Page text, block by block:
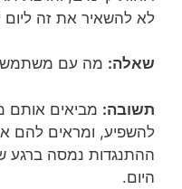
לא להשאיר את זה ליום
שאלה: מה עם
תשובה: מביאים אותם
להשפיע, ומראים להם
ההתנגדות נמסה ברגע
היום.